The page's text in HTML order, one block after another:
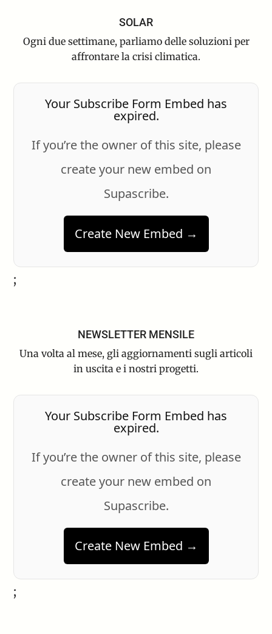
SOLAR
Ogni due settimane, parliamo delle soluzioni per
affrontare la crisi climatica.
Your Subscribe Form Embed has
expired.
If you’re the owner of this site, please
create your new embed on
Supascribe.
Create New Embed →
;
NEWSLETTER MENSILE
Una volta al mese, gli aggiornamenti sugli articoli
in uscita e i nostri progetti.
Your Subscribe Form Embed has
expired.
If you’re the owner of this site, please
create your new embed on
Supascribe.
Create New Embed →
;